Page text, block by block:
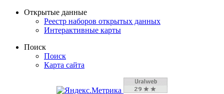
Открытые данные
Реестр наборов открытых данных
Интерактивные карты
Поиск
Поиск
Карта сайта